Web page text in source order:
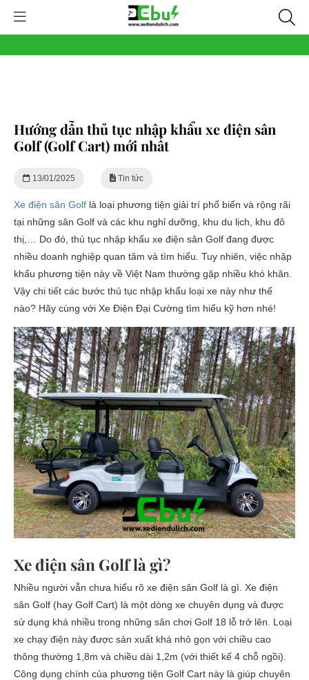
Hướng dẫn thủ tục nhập khẩu xe điện sân
Golf (Golf Cart) mới nhất
13/01/2025 Tin tức
Xe điện sân Golf là loại phương tiện giải trí phổ biến và rộng rãi
tại những sân Golf và các khu nghỉ dưỡng, khu du lịch, khu đô
thị,… Do đó, thủ tục nhập khẩu xe điện sân Golf đang được
nhiều doanh nghiệp quan tâm và tìm hiểu. Tuy nhiên, việc nhập
khẩu phương tiện này về Việt Nam thường gặp nhiều khó khăn.
Vậy chi tiết các bước thủ tục nhập khẩu loại xe này như thế
nào? Hãy cùng với Xe Điện Đại Cường tìm hiểu kỹ hơn nhé!
Xe điện sân Golf là gì?
Nhiều người vẫn chưa hiểu rõ xe điện sân Golf là gì. Xe điện
sân Golf (hay Golf Cart) là một dòng xe chuyên dụng và được
sử dụng khá nhiều trong những sân chơi Golf 18 lỗ trở lên. Loại
xe chạy điện này được sản xuất khá nhỏ gọn với chiều cao
thông thường 1,8m và chiều dài 1,2m (với thiết kế 4 chỗ ngồi).
Công dụng chính của phương tiện Golf Cart này là giúp chuyên